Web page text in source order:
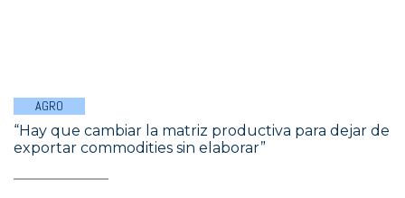
AGRO
“Hay que cambiar la matriz productiva para dejar de
exportar commodities sin elaborar”